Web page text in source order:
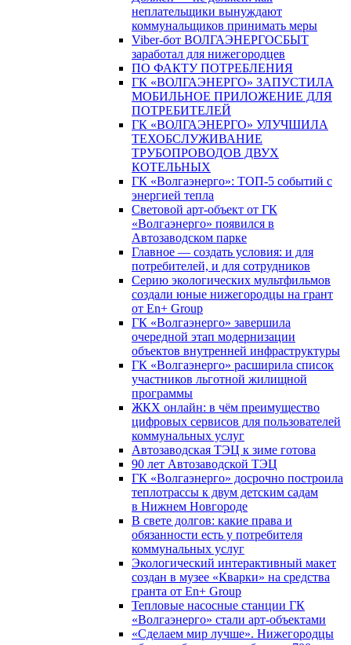
неплательщики вынуждают
коммунальщиков принимать меры
Viber-бот ВОЛГАЭНЕРГОСБЫТ
заработал для нижегородцев
ПО ФАКТУ ПОТРЕБЛЕНИЯ
ГК «ВОЛГАЭНЕРГО» ЗАПУСТИЛА
МОБИЛЬНОЕ ПРИЛОЖЕНИЕ ДЛЯ
ПОТРЕБИТЕЛЕЙ
ГК «ВОЛГАЭНЕРГО» УЛУЧШИЛА
ТЕХОБСЛУЖИВАНИЕ
ТРУБОПРОВОДОВ ДВУХ
КОТЕЛЬНЫХ
ГК «Волгаэнерго»: ТОП-5 событий с
энергией тепла
Световой арт-объект от ГК
«Волгаэнерго» появился в
Автозаводском парке
Главное — создать условия: и для
потребителей, и для сотрудников
Серию экологических мультфильмов
создали юные нижегородцы на грант
от En+ Group
ГК «Волгаэнерго» завершила
очередной этап модернизации
объектов внутренней инфраструктуры
ГК «Волгаэнерго» расширила список
участников льготной жилищной
программы
ЖКХ онлайн: в чём преимущество
цифровых сервисов для пользователей
коммунальных услуг
Автозаводская ТЭЦ к зиме готова
90 лет Автозаводской ТЭЦ
ГК «Волгаэнерго» досрочно построила
теплотрассы к двум детским садам
в Нижнем Новгороде
В свете долгов: какие права и
обязанности есть у потребителя
коммунальных услуг
Экологический интерактивный макет
создан в музее «Кварки» на средства
гранта от En+ Group
Тепловые насосные станции ГК
«Волгаэнерго» стали арт-объектами
«Сделаем мир лучше». Нижегородцы